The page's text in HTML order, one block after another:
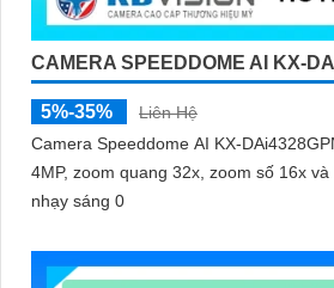
CAMERA SPEEDDOME AI KX-
5%-35%
Liên Hệ
Camera Speeddome AI KX-
4MP, zoom quang 32x, zoom số 16x
nhạy sáng 0